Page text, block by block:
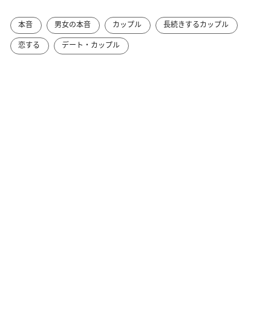
本音 男女の本音 カップル
長続きするカップル
恋する
デート・カップル